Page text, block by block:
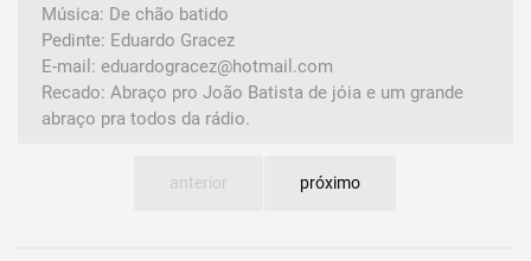
Música: De chão batido
Pedinte: Eduardo Gracez
E-mail: eduardogracez@hotmail.com
Recado: Abraço pro João Batista de jóia e um grande
abraço pra todos da rádio.
anterior próximo